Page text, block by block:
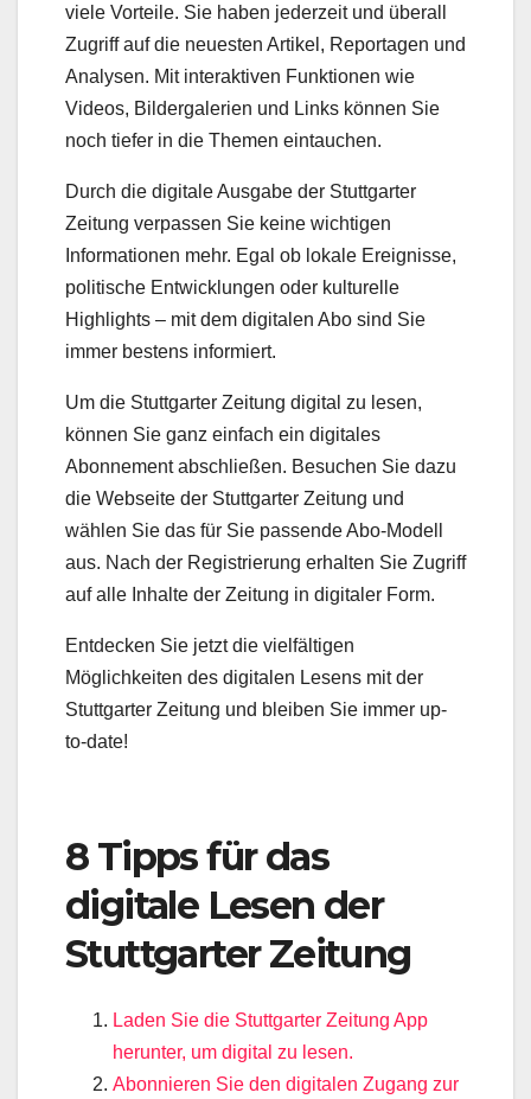
viele Vorteile. Sie haben jederzeit und überall
Zugriff auf die neuesten Artikel, Reportagen und
Analysen. Mit interaktiven Funktionen wie
Videos, Bildergalerien und Links können Sie
noch tiefer in die Themen eintauchen.
Durch die digitale Ausgabe der Stuttgarter
Zeitung verpassen Sie keine wichtigen
Informationen mehr. Egal ob lokale Ereignisse,
politische Entwicklungen oder kulturelle
Highlights – mit dem digitalen Abo sind Sie
immer bestens informiert.
Um die Stuttgarter Zeitung digital zu lesen,
können Sie ganz einfach ein digitales
Abonnement abschließen. Besuchen Sie dazu
die Webseite der Stuttgarter Zeitung und
wählen Sie das für Sie passende Abo-Modell
aus. Nach der Registrierung erhalten Sie Zugriff
auf alle Inhalte der Zeitung in digitaler Form.
Entdecken Sie jetzt die vielfältigen
Möglichkeiten des digitalen Lesens mit der
Stuttgarter Zeitung und bleiben Sie immer up-
to-date!
8 Tipps für das
digitale Lesen der
Stuttgarter Zeitung
Laden Sie die Stuttgarter Zeitung App
herunter, um digital zu lesen.
Abonnieren Sie den digitalen Zugang zur